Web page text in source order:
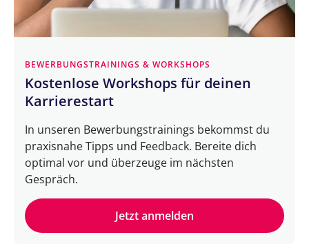
BEWERBUNGSTRAININGS & WORKSHOPS
Kostenlose Workshops für deinen
Karrierestart
In unseren Bewerbungstrainings bekommst du
praxisnahe Tipps und Feedback. Bereite dich
optimal vor und überzeuge im nächsten
Gespräch.
Jetzt anmelden